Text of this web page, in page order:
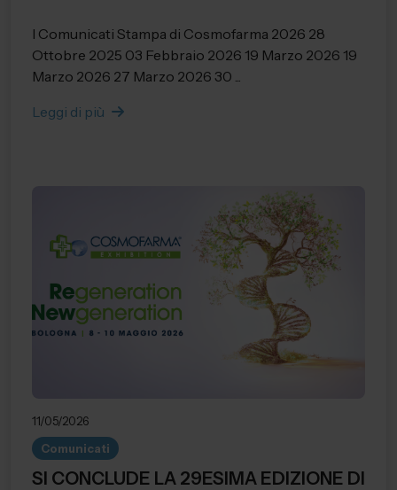
I Comunicati Stampa di Cosmofarma 2026 28
Ottobre 2025 03 Febbraio 2026 19 Marzo 2026 19
Marzo 2026 27 Marzo 2026 30 ...
Leggi di più
11/05/2026
Comunicati
SI CONCLUDE LA 29ESIMA EDIZIONE DI